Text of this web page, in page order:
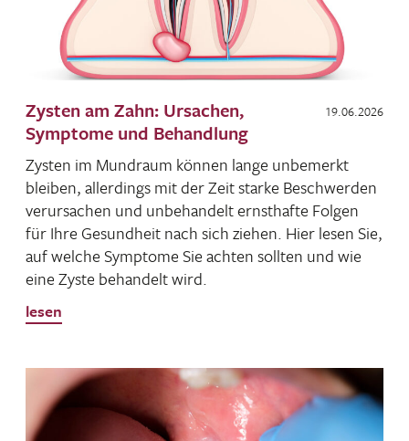
19.06.2026
Zysten am Zahn: Ursachen,
Symptome und Behandlung
Zysten im Mund­raum können lange unbe­merkt
bleiben, aller­dings mit der Zeit starke Beschwerden
verur­sa­chen und unbe­han­delt ernst­hafte Folgen
für Ihre Gesund­heit nach sich ziehen. Hier lesen Sie,
auf welche Symptome Sie achten sollten und wie
eine Zyste behan­delt wird.
lesen